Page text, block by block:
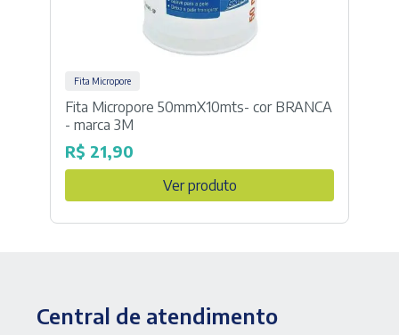
Fita Micropore
Fita Micropore 50mmX10mts- cor BRANCA
- marca 3M
R$ 21,90
Ver produto
Central de atendimento